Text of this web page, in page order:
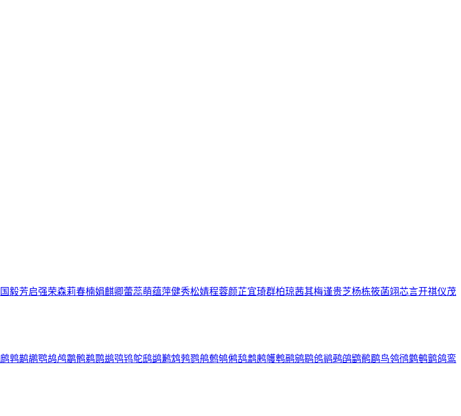
国毅芳启强荣森莉春楠娟麒卿蕾蕊萌蕴萍健秀松婧程蓉颜芷宜琦群柏琼茜其梅谨贵芝杨栋筱菡翊芯言开祺仪茂
鹧鹑鹋鹕鹗鸪鸬鹴鹘鹈鹮鹚鸮鸨鸵鸱鹢鹣鸩鹁鹨鸼鹩鸲鸺鸹鹔鹒鹱鹎鹝鹓鹖鸧鹟鹀鹐鹠鹡鹛鸟鸰鸻鹲鹌鹯鸽鸾